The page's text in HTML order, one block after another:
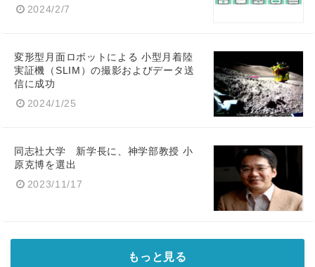
2024/2/7
変形型月面ロボットによる 小型月着陸
実証機（SLIM）の撮影およびデータ送
信に成功
2024/1/25
同志社大学 新学長に、神学部教授 小
原克博を選出
2023/11/17
もっと見る